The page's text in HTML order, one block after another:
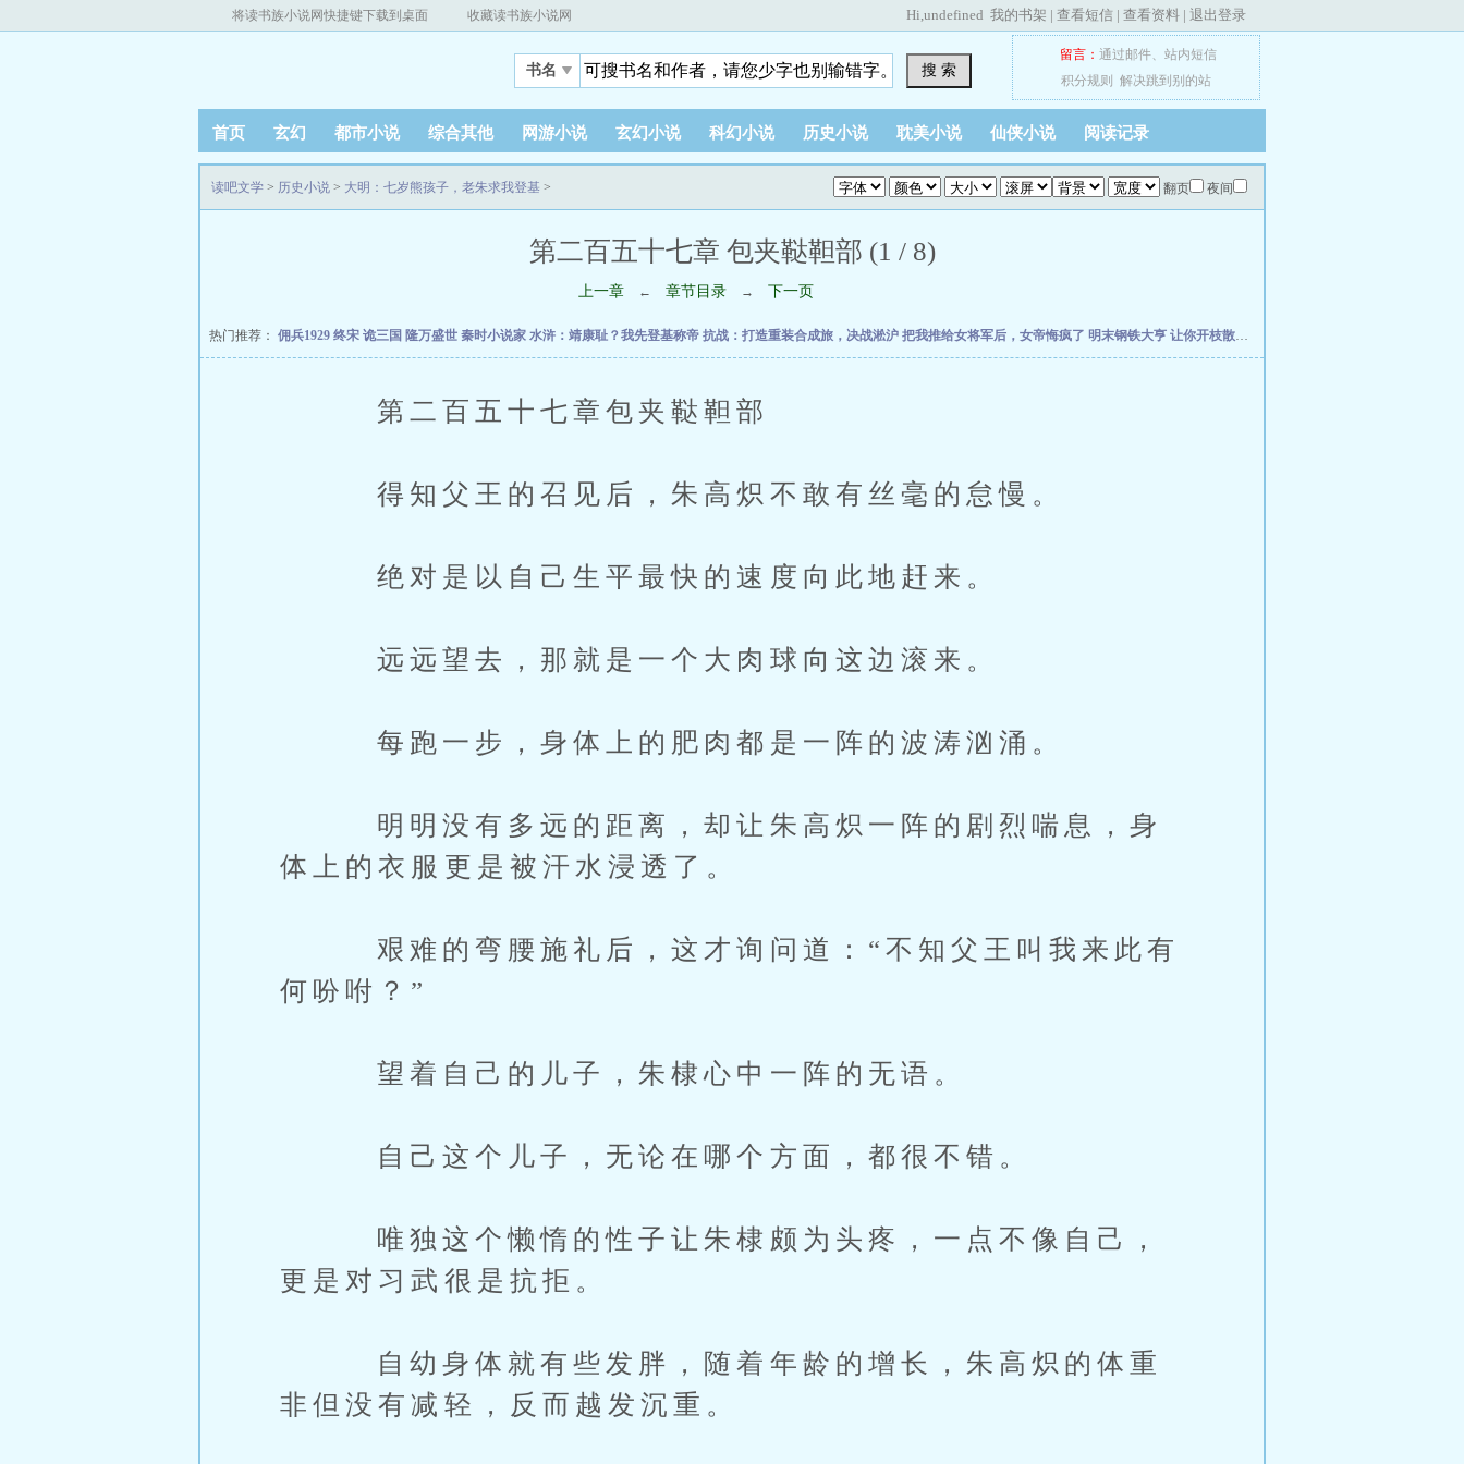
将读书族小说网快捷键下载到桌面 收藏读书族小说网 Hi,undefined 我的书架 | 查看短信 | 查看资料 | 退出登录
书名 搜 索
留言： 通过邮件、 站内短信
积分规则
解决跳到别的站
首页 玄幻 都市小说 综合其他 网游小说 玄幻小说 科幻小说 历史小说 耽美小说 仙侠小说 阅读记录
翻页 夜间
读吧文学 > 历史小说 > 大明：七岁熊孩子，老朱求我登基 >
第二百五十七章 包夹鞑靼部 (1 / 8)
上一章 ← 章节目录 → 下一页
热门推荐： 佣兵1929 终宋 诡三国 隆万盛世 秦时小说家 水浒：靖康耻？我先登基称帝 抗战：打造重装合成旅，决战淞沪 把我推给女将军后，女帝悔疯了 明末钢铁大亨 让你开枝散叶，你带七名罪女造反？
第二百五十七章包夹鞑靼部
得知父王的召见后，朱高炽不敢有丝毫的怠慢。
绝对是以自己生平最快的速度向此地赶来。
远远望去，那就是一个大肉球向这边滚来。
每跑一步，身体上的肥肉都是一阵的波涛汹涌。
明明没有多远的距离，却让朱高炽一阵的剧烈喘息，身
体上的衣服更是被汗水浸透了。
艰难的弯腰施礼后，这才询问道：“不知父王叫我来此有
何吩咐？”
望着自己的儿子，朱棣心中一阵的无语。
自己这个儿子，无论在哪个方面，都很不错。
唯独这个懒惰的性子让朱棣颇为头疼，一点不像自己，
更是对习武很是抗拒。
自幼身体就有些发胖，随着年龄的增长，朱高炽的体重
非但没有减轻，反而越发沉重。